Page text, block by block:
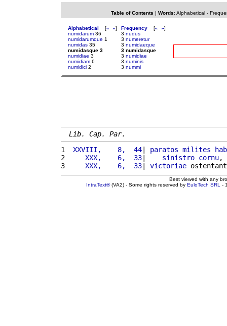
Table of Contents | Words: Alphabetical-
Alphabetical [« »]
numidarum 36
numidarumque 1
numidas 35
numidasque 3
numidiae 3
numidiam 6
numidici 2
Frequency [« »]
3 nudus
3 numeretur
3 numidaeque
3 numidasque
3 numidiae
3 numinis
3 nummi
Lib. Cap. Par.
1
XXVIII,    8,  44| paratos milites
2
    XXX,    6,  33
| sinistro cornu,
3
    XXX,    6,  33
| victoriae
Best viewed with any
IntraText®(VA2) - Some rights reserved by EuloTech SRL -